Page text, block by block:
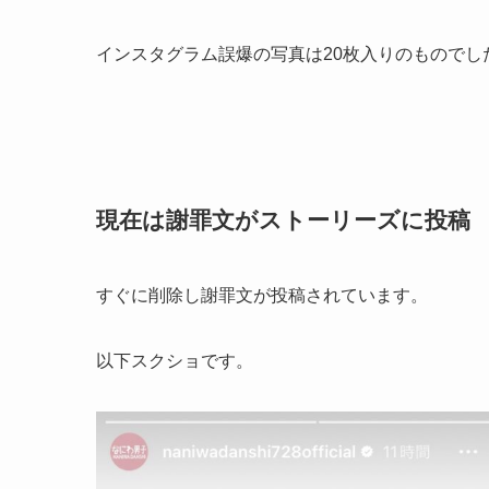
インスタグラム誤爆の写真は20枚入りのものでし
現在は謝罪文がストーリーズに投稿
すぐに削除し謝罪文が投稿されています。
以下スクショです。